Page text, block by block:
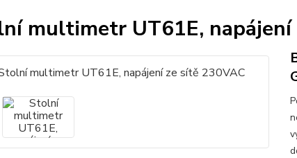
multimetr UT61E, napájení